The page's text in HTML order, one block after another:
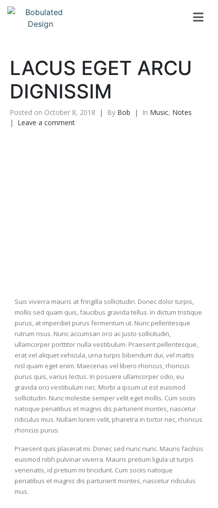
LACUS EGET ARCU
DIGNISSIM
Posted on October 8, 2018 By Bob In Music, Notes
Leave a comment
Suis viverra mauris at fringilla sollicitudin. Donec dolor turpis,
mollis sed quam quis, faucibus gravida tellus. In dictum tristique
purus, at imperdiet purus fermentum ut. Nunc pellentesque
rutrum risus. Nunc accumsan orci ac justo sollicitudin,
ullamcorper porttitor nulla vestibulum. Praesent pellentesque,
erat vel aliquet vehicula, urna turpis bibendum dui, vel mattis
nisl quam eget enim. Maecenas vel libero rhoncus, rhoncus
purus quis, varius lectus. In posuere ullamcorper odio, eu
gravida orci vestibulum nec. Morbi a ipsum ut est euismod
sollicitudin. Nunc molestie semper velit eget mollis. Cum sociis
natoque penatibus et magnis dis parturient montes, nascetur
ridiculus mus. Nullam lorem velit, pharetra in tortor nec, rhoncus
rhoncus purus.
Praesent quis placerat mi. Donec sed nunc nunc. Mauris facilisis
euismod nibh pulvinar viverra. Mauris pretium ligula ut turpis
venenatis, id pretium mi tincidunt. Cum sociis natoque
penatibus et magnis dis parturient montes, nascetur ridiculus
mus.